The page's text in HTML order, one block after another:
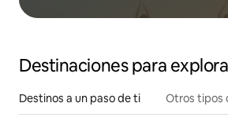
Destinaciones para
Destinos a un paso de ti Otros tipos